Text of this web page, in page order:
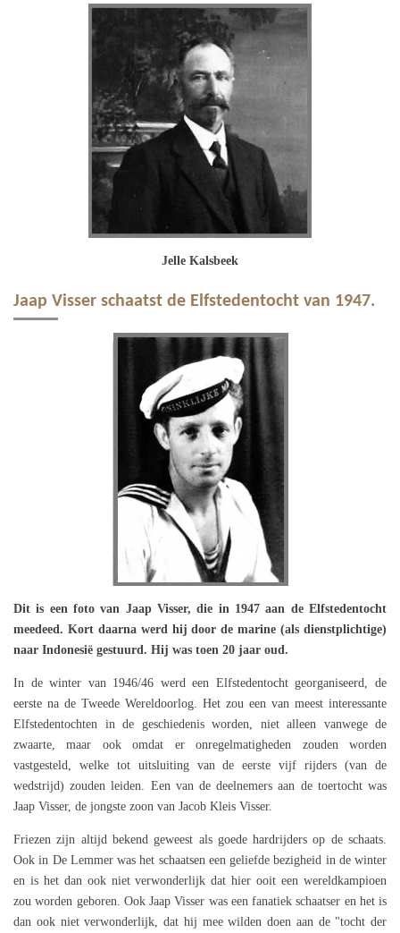
Jelle Kalsbeek
Jaap Visser schaatst de Elfstedentocht van 1947.
Dit is een foto van Jaap Visser, die in 1947 aan de Elfstedentocht
meedeed. Kort daarna werd hij door de marine (als dienstplichtige)
naar Indonesië gestuurd. Hij was toen 20 jaar oud.
In de winter van 1946/46 werd een Elfstedentocht georganiseerd, de
eerste na de Tweede Wereldoorlog. Het zou een van meest interessante
Elfstedentochten in de geschiedenis worden, niet alleen vanwege de
zwaarte, maar ook omdat er onregelmatigheden zouden worden
vastgesteld, welke tot uitsluiting van de eerste vijf rijders (van de
wedstrijd) zouden leiden. Een van de deelnemers aan de toertocht was
Jaap Visser, de jongste zoon van Jacob Kleis Visser.
Friezen zijn altijd bekend geweest als goede hardrijders op de schaats.
Ook in De Lemmer was het schaatsen een geliefde bezigheid in de winter
en is het dan ook niet verwonderlijk dat hier ooit een wereldkampioen
zou worden geboren. Ook Jaap Visser was een fanatiek schaatser en het is
dan ook niet verwonderlijk, dat hij mee wilden doen aan de "tocht der